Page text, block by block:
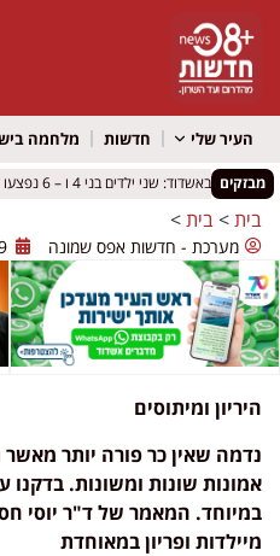
העיר שלי חדשות מלחמה
מבזקים
ילדים בני 4 ו – 6 נפצעו קשה בהתהפכות טרקטורון באגי
ילדים בני 4 ו – 6 נפצעו קשה בהתהפכות טרקטורון באגי
בית>בית>
מערכת - חדשות אפס שמונה
היריון ומיתוסים
נדמה שאין כר פורה יותר
במיוחד. המאמר שלד"ר יוסי
מיילדות ופריון במאוחדת